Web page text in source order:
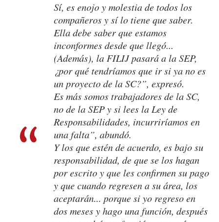
Sí, es enojo y molestia de todos los
compañeros y sí lo tiene que saber.
Ella debe saber que estamos
inconformes desde que llegó...
(Además), la FILIJ pasará a la SEP,
¿por qué tendríamos que ir si ya no es
un proyecto de la SC?”, expresó.
Es más somos trabajadores de la SC,
no de la SEP y si lees la Ley de
Responsabilidades, incurriríamos en
una falta”, abundó.
Y los que estén de acuerdo, es bajo su
responsabilidad, de que se los hagan
por escrito y que les confirmen su pago
y que cuando regresen a su área, los
aceptarán... porque si yo regreso en
dos meses y hago una función, después